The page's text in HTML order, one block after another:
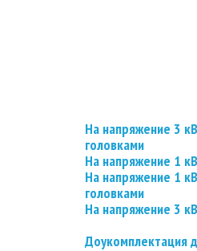
На напряжение 3
головками
На напряжение 1
На напряжение 1
головками
На напряжение 3
Доукомплектация